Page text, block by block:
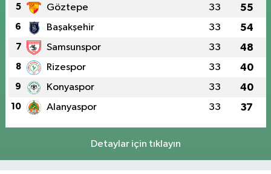
5 Göztepe 33 55
6 Başakşehir 33 54
7 Samsunspor 33 48
8 Rizespor 33 40
9 Konyaspor 33 40
10 Alanyaspor 33 37
Detaylar için tıklayın